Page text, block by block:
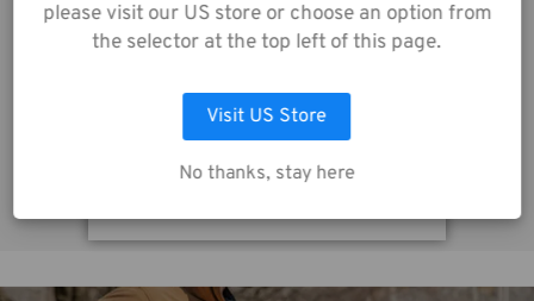
Skyline v2 Shoulder Bag 10 – Grau
zu.
AUSWAHL ANPASSEN
ALLE COOKIES AKZEPTIEREN
please visit our US store or choose an option from
the selector at the top left of this page.
Visit US Store
No thanks, stay here